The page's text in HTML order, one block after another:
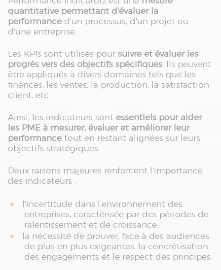
quantitative permettant d'évaluer la
performance d'un processus, d'un projet ou
d'une entreprise.
Les KPIs sont utilisés pour suivre et évaluer les
progrès vers des objectifs spécifiques. Ils peuvent
être appliqués à divers domaines tels que les
finances, les ventes, la production, la satisfaction
client, etc
Ainsi, les indicateurs sont essentiels pour aider
les PME à mesurer, évaluer et améliorer leur
performance tout en restant alignées sur leurs
objectifs stratégiques.
Deux raisons majeures renforcent l'importance
des indicateurs :
l'incertitude dans l'environnement des
entreprises, caractérisée par des périodes de
ralentissement et de croissance
la nécessité de prouver, face à des audiences
de plus en plus exigeantes, la concrétisation
des engagements et le respect des principes.